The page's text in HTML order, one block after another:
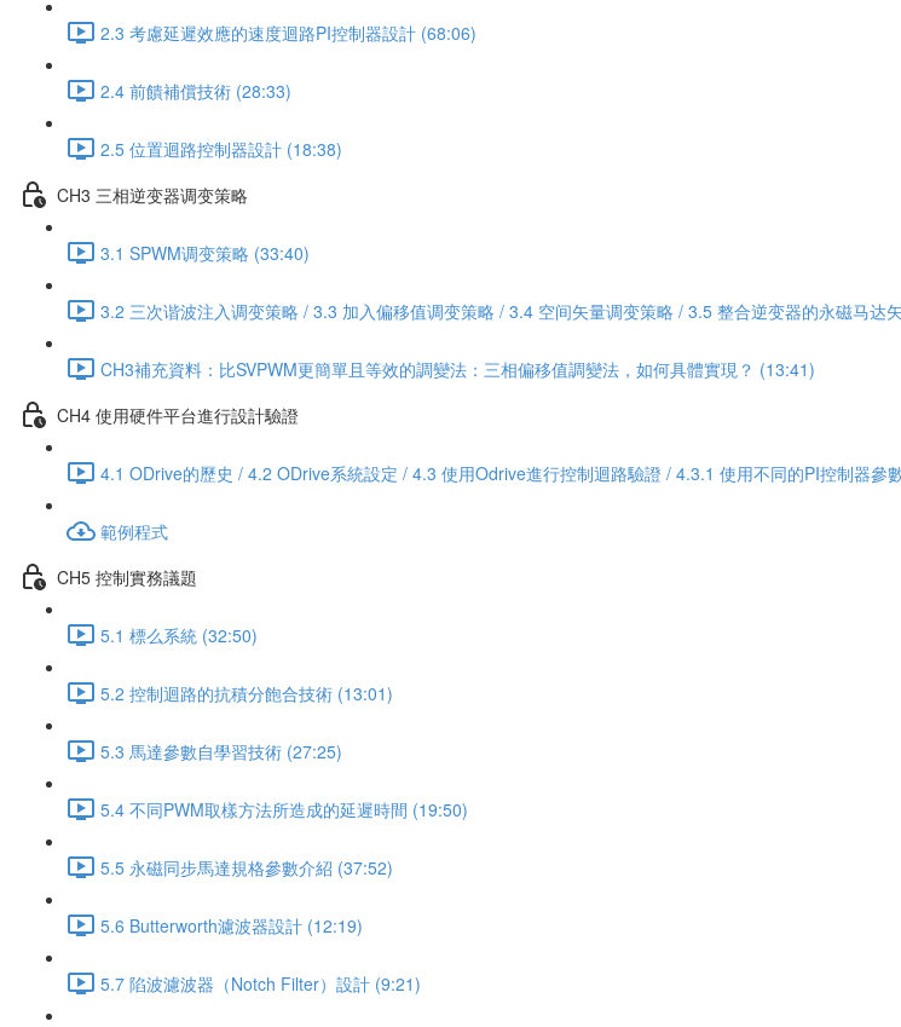
2.3 考慮延遲效應的速度迴路PI控制器設計 (68:06)
2.4 前饋補償技術 (28:33)
2.5 位置迴路控制器設計 (18:38)
CH3 三相逆变器调变策略
3.1 SPWM调变策略 (33:40)
3.2 三次谐波注入调变策略 / 3.3 加入偏移值调变策略 / 3.4 空间矢量调变策略 / 3.5 整合逆变器的永磁马达
CH3補充資料：比SVPWM更簡單且等效的調變法：三相偏移值調變法，如何具體實現？ (13:41)
CH4 使用硬件平台進行設計驗證
4.1 ODrive的歷史 / 4.2 ODrive系統設定 / 4.3 使用Odrive進行控制迴路驗證 / 4.3.1 使用不同的PI控制器
範例程式
CH5 控制實務議題
5.1 標么系統 (32:50)
5.2 控制迴路的抗積分飽合技術 (13:01)
5.3 馬達參數自學習技術 (27:25)
5.4 不同PWM取樣方法所造成的延遲時間 (19:50)
5.5 永磁同步馬達規格參數介紹 (37:52)
5.6 Butterworth濾波器設計 (12:19)
5.7 陷波濾波器（Notch Filter）設計 (9:21)